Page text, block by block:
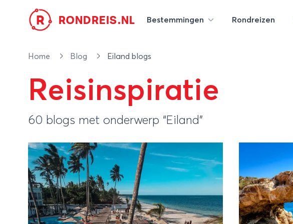
R RONDREIS.NL Bestemmingen Rondreizen
Home Blog Eiland blogs
Reisinspiratie
60 blogs met onderwerp “Eiland”